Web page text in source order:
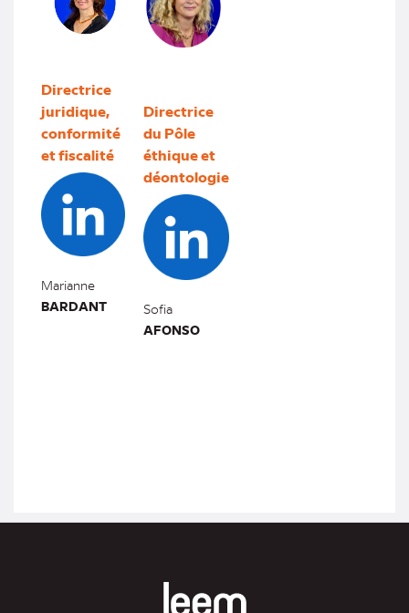
Directrice
juridique,
conformité
et fiscalité
Marianne
BARDANT
Directrice
du Pôle
éthique et
déontologie
Sofia
AFONSO